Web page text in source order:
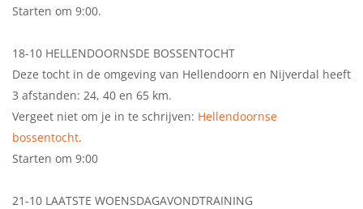
Starten om 9:00.
18-10 HELLENDOORNSDE BOSSENTOCHT
Deze tocht in de omgeving van Hellendoorn en Nijverdal heeft
3 afstanden: 24, 40 en 65 km.
Vergeet niet om je in te schrijven: Hellendoornse
bossentocht.
Starten om 9:00
21-10 LAATSTE WOENSDAGAVONDTRAINING